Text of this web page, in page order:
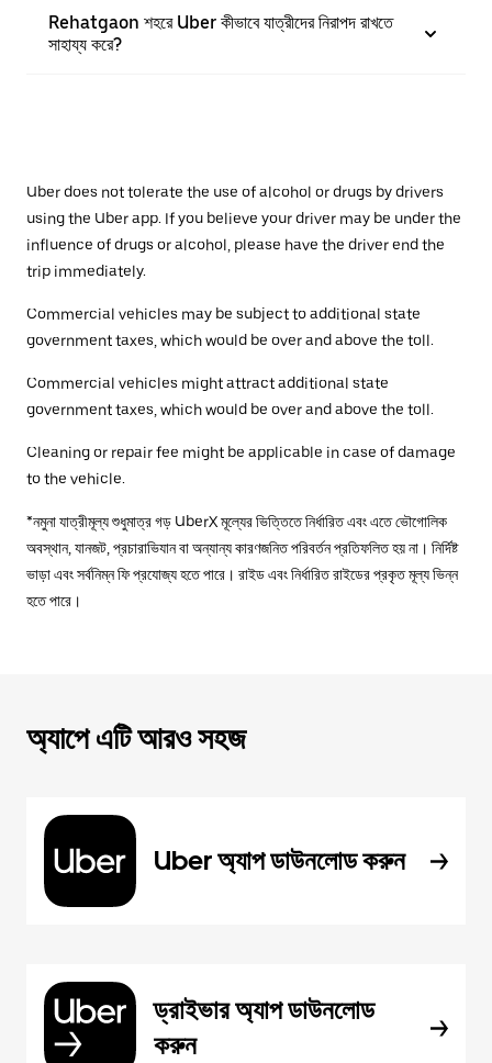
Rehatgaon শহরে Uber কীভাবে যাত্রীদের নিরাপদ রাখতে
সাহায্য করে?
Uber does not tolerate the use of alcohol or drugs by drivers
using the Uber app. If you believe your driver may be under the
influence of drugs or alcohol, please have the driver end the
trip immediately.
Commercial vehicles may be subject to additional state
government taxes, which would be over and above the toll.
Commercial vehicles might attract additional state
government taxes, which would be over and above the toll.
Cleaning or repair fee might be applicable in case of damage
to the vehicle.
*নমুনা যাত্রীমূল্য শুধুমাত্র গড় UberX মূল্যের ভিত্তিতে নির্ধারিত এবং এতে ভৌগোলিক
অবস্থান, যানজট, প্রচারাভিযান বা অন্যান্য কারণজনিত পরিবর্তন প্রতিফলিত হয় না। নির্দিষ্ট
ভাড়া এবং সর্বনিম্ন ফি প্রযোজ্য হতে পারে। রাইড এবং নির্ধারিত রাইডের প্রকৃত মূল্য ভিন্ন
হতে পারে।
অ্যাপে এটি আরও সহজ
Uber অ্যাপ ডাউনলোড করুন
ড্রাইভার অ্যাপ ডাউনলোড
করুন